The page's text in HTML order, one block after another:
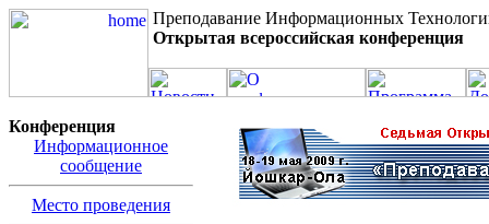
Преподавание Информационных
Открытая всероссийская конференция
Конференция
Информационное
сообщение
Место проведения